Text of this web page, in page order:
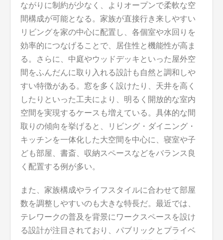
ながりに制約が少なく、よりオープンで柔軟な空
間構成が可能となる。家族が直接行き来しやすい
リビングを家の中心に配置し、各個室や水回りを
効率的につなげることで、居住性と機能性が高ま
る。さらに、中庭やウッドデッキといった屋外空
間をふんだんに取り入れる設計も自然と調和しや
すい特徴がある。窓を多く設けたり、天井を高く
したりといった工夫により、明るく開放的な室内
空間を実現するケースも増えている。具体的な間
取りの傾向を挙げると、リビング・ダイニング・
キッチンを一体化した大空間を中心に、寝室や子
ども部屋、書斎、収納スペースなどをバランス良
く配置する例が多い。
また、家族構成やライフスタイルに合わせて部屋
数を調整しやすいのも大きな特長だ。最近では、
テレワークの普及を背景にワークスペースを設け
る設計が注目されており、パブリックとプライベ